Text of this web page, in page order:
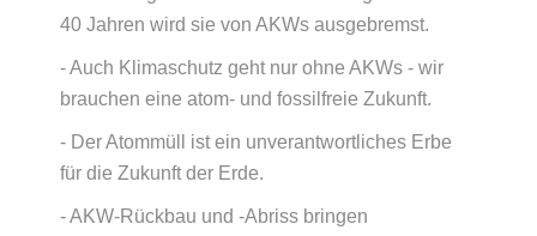
40 Jahren wird sie von AKWs ausgebremst.
- Auch Klimaschutz geht nur ohne AKWs - wir
brauchen eine atom- und fossilfreie Zukunft.
- Der Atommüll ist ein unverantwortliches Erbe
für die Zukunft der Erde.
- AKW-Rückbau und -Abriss bringen